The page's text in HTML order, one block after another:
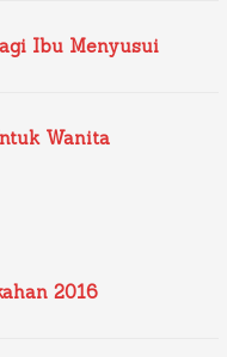
Ibu Menyusui
Wanita
2016